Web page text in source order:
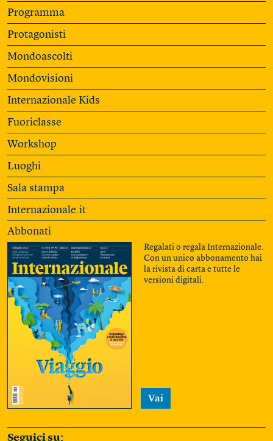
Programma
Protagonisti
Mondoascolti
Mondovisioni
Internazionale Kids
Fuoriclasse
Workshop
Luoghi
Sala stampa
Internazionale.it
Abbonati
Regalati o regala Internazionale.
Con un unico abbonamento hai
la rivista di carta e tutte le
versioni digitali.
Vai
Seguici su: